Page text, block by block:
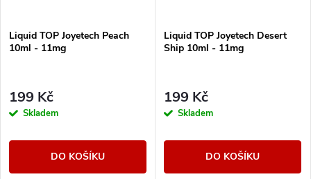
Liquid TOP Joyetech Peach
10ml - 11mg
199 Kč
Skladem
DO KOŠÍKU
Liquid TOP Joyetech Desert
Ship 10ml - 11mg
199 Kč
Skladem
DO KOŠÍKU